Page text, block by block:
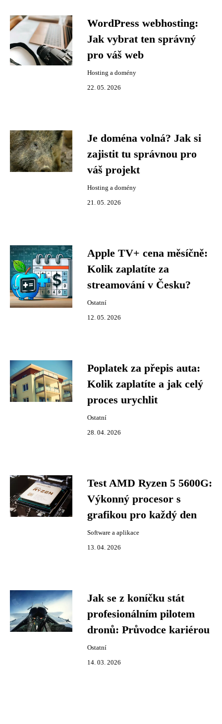
WordPress webhosting:
Jak vybrat ten správný
pro váš web
Hosting a domény
22. 05. 2026
Je doména volná? Jak si
zajistit tu správnou pro
váš projekt
Hosting a domény
21. 05. 2026
Apple TV+ cena měsíčně:
Kolik zaplatíte za
streamování v Česku?
Ostatní
12. 05. 2026
Poplatek za přepis auta:
Kolik zaplatíte a jak celý
proces urychlit
Ostatní
28. 04. 2026
Test AMD Ryzen 5 5600G:
Výkonný procesor s
grafikou pro každý den
Software a aplikace
13. 04. 2026
Jak se z koníčku stát
profesionálním pilotem
dronů: Průvodce kariérou
Ostatní
14. 03. 2026